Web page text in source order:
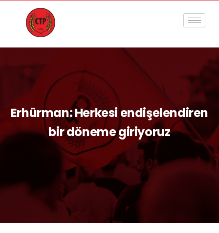
Erhürman: Herkesi endişelendiren
bir döneme giriyoruz